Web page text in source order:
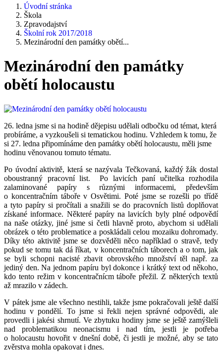
Úvodní stránka
Škola
Zpravodajství
Školní rok 2017/2018
Mezinárodní den památky obětí...
Mezinárodní den památky
obětí holocaustu
26. ledna jsme si na hodině dějepisu udělali odbočku od témat, která
probíráme, a vyzkoušeli si tematickou hodinu. Vzhledem k tomu, že
si 27. ledna připomínáme den památky obětí holocaustu, měli jsme
hodinu věnovanou tomuto tématu.
Po úvodní aktivitě, která se nazývala Tečkovaná, každý žák dostal
oboustranný pracovní list. Po lavicích paní učitelka rozhodila
zalaminované papíry s různými informacemi, především
o koncentračním táboře v Osvětimi. Poté jsme se rozešli po třídě
a tyto papíry si pročítali a snažili se do pracovních listů doplňovat
získané informace. Některé papíry na lavicích byly plné odpovědí
na naše otázky, jiné jsme si četli hlavně proto, abychom si udělali
obrázek o této problematice a poskládali celou mozaiku dohromady.
Díky této aktivitě jsme se dozvěděli něco například o stravě, tedy
pokud se tomu tak dá říkat, v koncentračních táborech a o tom, jak
se byli schopni nacisté zbavit obrovského množství těl např. za
jediný den. Na jednom papíru byl dokonce i krátký text od někoho,
kdo tento režim v koncentračnícm táboře přežil. Z některých textů
až mrazilo v zádech.
V pátek jsme ale všechno nestihli, takže jsme pokračovali ještě další
hodinu v pondělí. To jsme si řekli nejen správné odpovědi, ale
provedli i jakési shrnutí. Ve zbytuku hodiny jsme se ještě zamýšleli
nad problematikou neonacismu i nad tím, jestli je potřeba
o holocaustu hovořit v dnešní době, či jestli je možné, aby se tato
zvěrstva mohla opakovat i dnes.